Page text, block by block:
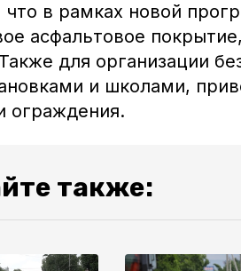
в рамках новой
асфальтовое
для организации
и школами,
ограждения.
также: